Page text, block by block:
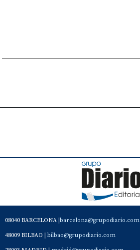
08040 BARCELONA | barcelona@grupodiario.com
48009 BILBAO | bilbao@grupodiario.com